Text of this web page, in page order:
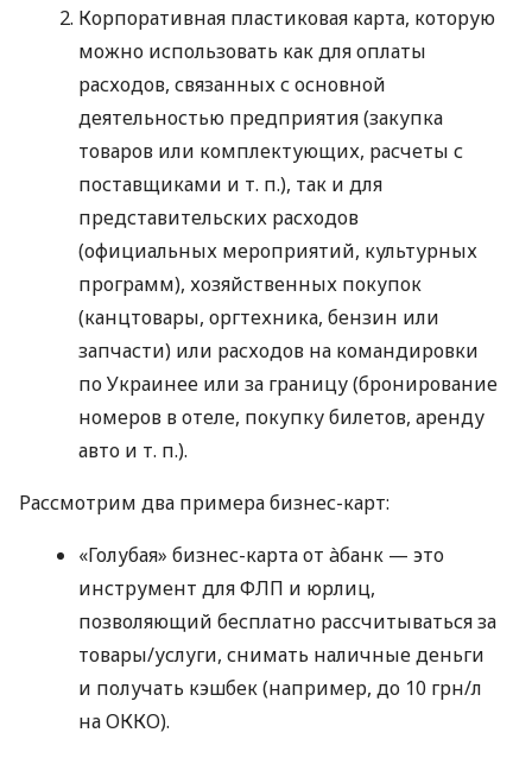
Корпоративная пластиковая карта, которую
можно использовать как для оплаты
расходов, связанных с основной
деятельностью предприятия (закупка
товаров или комплектующих, расчеты с
поставщиками и т. п.), так и для
представительских расходов
(официальных мероприятий, культурных
программ), хозяйственных покупок
(канцтовары, оргтехника, бензин или
запчасти) или расходов на командировки
по Украинее или за границу (бронирование
номеров в отеле, покупку билетов, аренду
авто и т. п.).
Рассмотрим два примера бизнес-карт:
«Голубая» бизнес-карта от àбанк — это
инструмент для ФЛП и юрлиц,
позволяющий бесплатно рассчитываться за
товары/услуги, снимать наличные деньги
и получать кэшбек (например, до 10 грн/л
на ОККО).